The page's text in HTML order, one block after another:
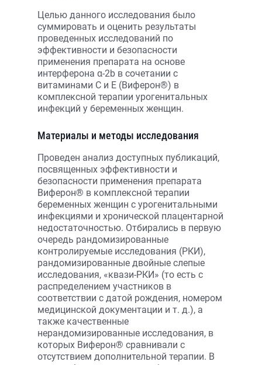
Целью данного исследования было
суммировать и оценить результаты
проведенных исследований по
эффективности и безопасности
применения препарата на основе
интерферона α-2b в сочетании с
витаминами С и Е (Виферон®) в
комплексной терапии урогенитальных
инфекций у беременных женщин.
Материалы и методы исследования
Проведен анализ доступных публикаций,
посвященных эффективности и
безопасности применения препарата
Виферон® в комплексной терапии
беременных женщин с урогенитальными
инфекциями и хронической плацентарной
недостаточностью. Отбирались в первую
очередь рандомизированные
контролируемые исследования (РКИ),
рандомизированные двойные слепые
исследования, «квази-РКИ» (то есть с
распределением участников в
соответствии с датой рождения, номером
медицинской документации и т. д.), а
также качественные
нерандомизированные исследования, в
которых Виферон® сравнивали с
отсутствием дополнительной терапии. В